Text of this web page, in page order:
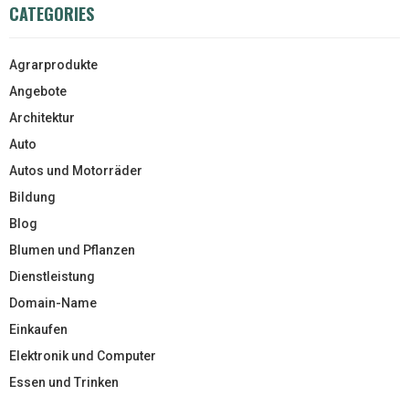
CATEGORIES
Agrarprodukte
Angebote
Architektur
Auto
Autos und Motorräder
Bildung
Blog
Blumen und Pflanzen
Dienstleistung
Domain-Name
Einkaufen
Elektronik und Computer
Essen und Trinken